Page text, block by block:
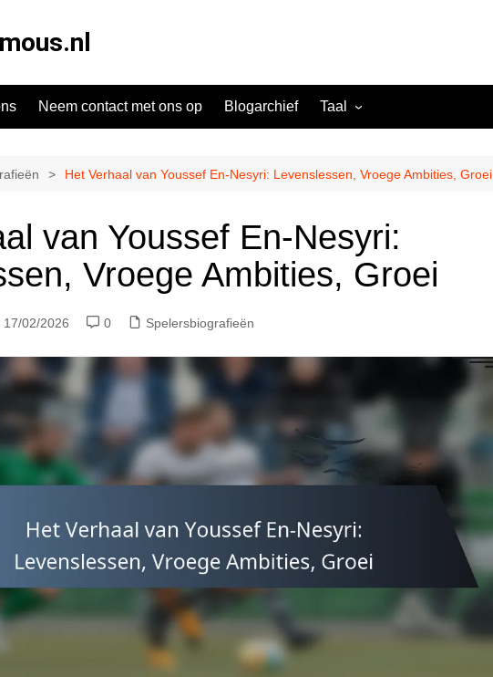
Neem contact met ons op Blogarchief Taal
Danish (DK)
Greek (GR)
Portuguese (PT)
Spanish (MX)
English (CA)
German (DE)
Spanish (ES)
Czech (CZ)
French (FR)
English (GB)
German (CH)
Japanese (JP)
Het Verhaal van Youssef En-Nesyri: Levenslessen, Vroege Ambities, Groei
van Youssef En-Nesyri:
Vroege Ambities, Groei
17/02/2026 0 Spelersbiografieën